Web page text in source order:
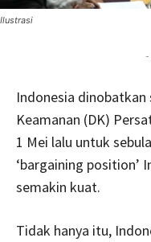
Ilustrasi
-
Indonesia dinobatkan
Keamanan (DK)
1 Mei lalu untuk
‘bargaining position’
semakin kuat.
Tidak hanya itu,